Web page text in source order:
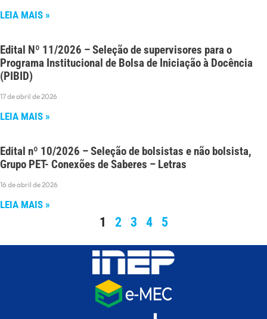
LEIA MAIS »
Edital Nº 11/2026 – Seleção de supervisores para o
Programa Institucional de Bolsa de Iniciação à Docência
(PIBID)
17 de abril de 2026
LEIA MAIS »
Edital nº 10/2026 – Seleção de bolsistas e não bolsista,
Grupo PET- Conexões de Saberes – Letras
16 de abril de 2026
LEIA MAIS »
1 2 3 4 5